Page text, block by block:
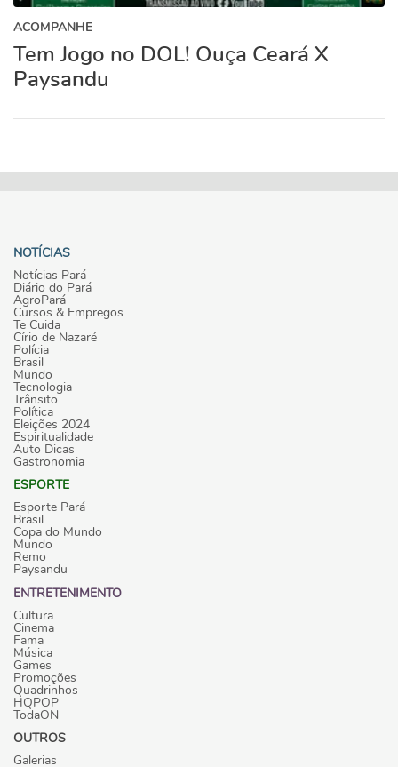
ACOMPANHE
Tem Jogo no DOL! Ouça Ceará X
Paysandu
NOTÍCIAS
Notícias Pará
Diário do Pará
AgroPará
Cursos & Empregos
Te Cuida
Círio de Nazaré
Polícia
Brasil
Mundo
Tecnologia
Trânsito
Política
Eleições 2024
Espiritualidade
Auto Dicas
Gastronomia
ESPORTE
Esporte Pará
Brasil
Copa do Mundo
Mundo
Remo
Paysandu
ENTRETENIMENTO
Cultura
Cinema
Fama
Música
Games
Promoções
Quadrinhos
HQPOP
TodaON
OUTROS
Galerias